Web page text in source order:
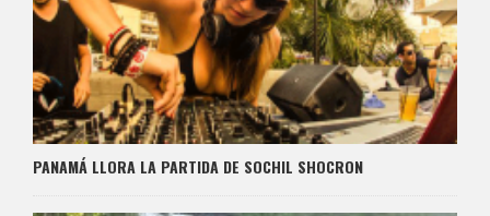
PANAMÁ LLORA LA PARTIDA DE SOCHIL SHOCRON